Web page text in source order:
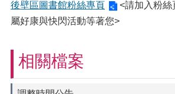
後壁區圖書館粉絲專頁
<請加入粉絲
屬好康與快閃活動等著您>
相關檔案